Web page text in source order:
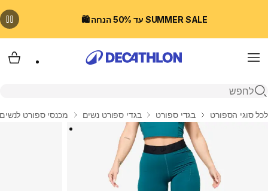
SUMMER SALE עד 50% הנחה 🛍️
Menu
פתיחת חיפוש
בית
לכל סוגי הספורט בגדי ספורט בגדי ספורט נשים מכנסי ספורט